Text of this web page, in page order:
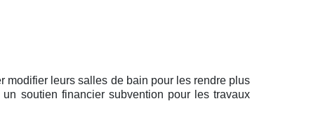
modifier leurs salles de bain pour les rendre plus
soutien financier subvention pour les travaux